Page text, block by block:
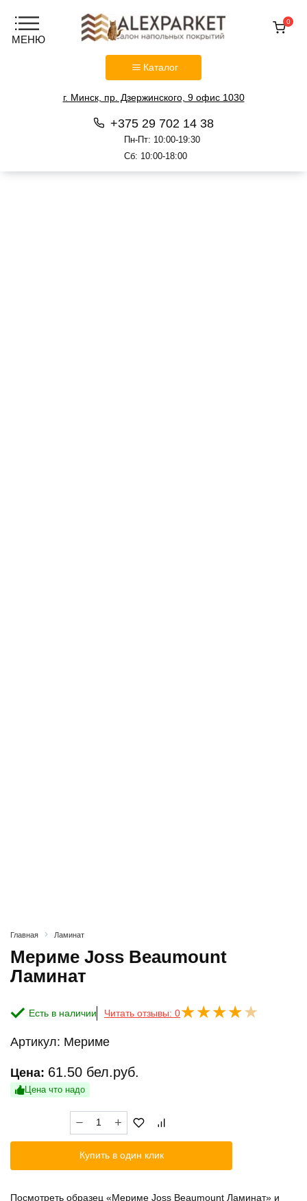
Каталог
г. Минск, пр. Дзержинского, 9 офис 1030
+375 29 702 14 38
Пн-Пт: 10:00-19:30
Сб: 10:00-18:00
0
Главная Ламинат
Мериме Joss Beaumount
Ламинат
Есть в наличии Читать отзывы: 0
Артикул: Мериме
Цена: 61.50 бел.руб.
Цена что надо
Количество
товара
JossКупить в один клик
Посмотреть образец «Мериме Joss Beaumount Ламинат» и